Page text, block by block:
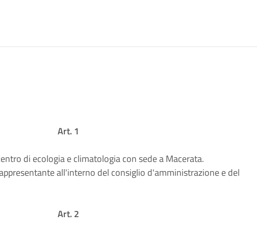
Art. 1
di ecologia e climatologia con sede a Macerata.
all'interno del consiglio d'amministrazione e del
Art. 2